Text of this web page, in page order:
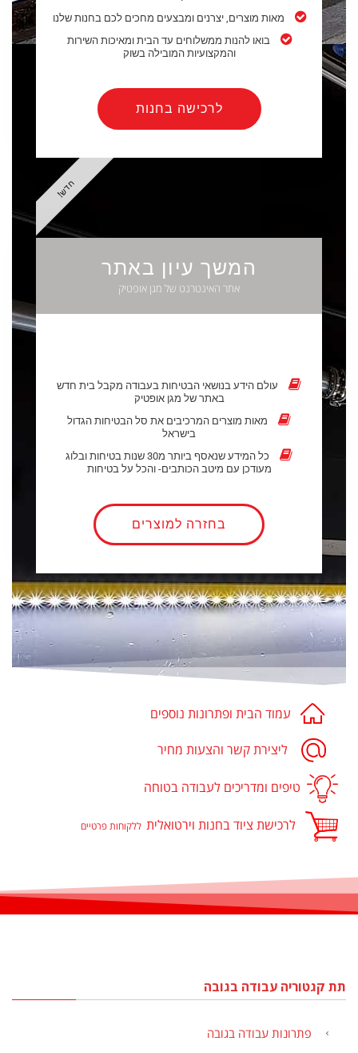
מאות מוצרים, יצרנים ומבצעים מחכים לכם בחנות שלנו
בואו להנות ממשלוחים עד הבית ומאיכות השירות
והמקצועיות המובילה בשוק
לרכישה בחנות
חדש!
המשך עיון באתר
אתר האינטרנט של מגן אופטיק
עולם הידע בנושאי הבטיחות בעבודה מקבל בית חדש
באתר של מגן אופטיק
מאות מוצרים המרכיבים את סל הבטיחות הגדול
בישראל
כל המידע שנאסף ביותר מ30 שנות בטיחות ובלוג
מעודכן עם מיטב הכותבים- והכל על בטיחות
בחזרה למוצרים
עמוד הבית ופתרונות נוספים
ליצירת קשר והצעות מחיר
טיפים ומדריכים לעבודה בטוחה
לרכישת ציוד בחנות וירטואלית ללקוחות פרטיים
תת קגטוריה עבודה בגובה
פתרונות עבודה בגובה